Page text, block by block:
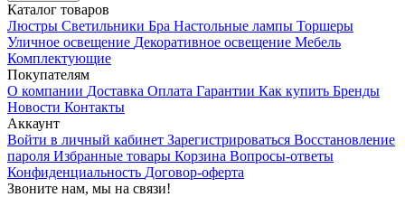
Каталог товаров
Люстры Светильники Бра Настольные лампы Торшеры
Уличное освещение Декоративное освещение Мебель
Комплектующие
Покупателям
О компании Доставка Оплата Гарантии Как купить Бренды
Новости Контакты
Аккаунт
Войти в личный кабинет Зарегистрироваться Восстановление
пароля Избранные товары Корзина Вопросы-ответы
Конфиденциальность Договор-оферта
Звоните нам, мы на связи!